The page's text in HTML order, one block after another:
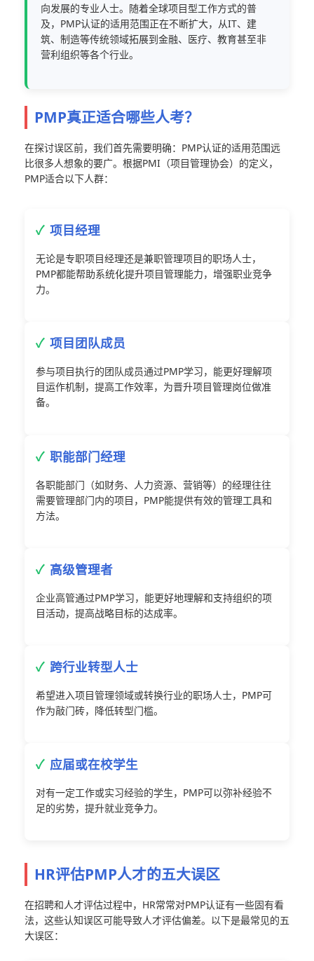
向发展的专业人士。随着全球项目型工作方式的普
及，PMP认证的适用范围正在不断扩大，从IT、建
筑、制造等传统领域拓展到金融、医疗、教育甚至非
营利组织等各个行业。
PMP真正适合哪些人考？
在探讨误区前，我们首先需要明确：PMP认证的适用范围远
比很多人想象的要广。根据PMI（项目管理协会）的定义，
PMP适合以下人群：
项目经理
无论是专职项目经理还是兼职管理项目的职场人士，
PMP都能帮助系统化提升项目管理能力，增强职业竞争
力。
项目团队成员
参与项目执行的团队成员通过PMP学习，能更好理解项
目运作机制，提高工作效率，为晋升项目管理岗位做准
备。
职能部门经理
各职能部门（如财务、人力资源、营销等）的经理往往
需要管理部门内的项目，PMP能提供有效的管理工具和
方法。
高级管理者
企业高管通过PMP学习，能更好地理解和支持组织的项
目活动，提高战略目标的达成率。
跨行业转型人士
希望进入项目管理领域或转换行业的职场人士，PMP可
作为敲门砖，降低转型门槛。
应届或在校学生
对有一定工作或实习经验的学生，PMP可以弥补经验不
足的劣势，提升就业竞争力。
HR评估PMP人才的五大误区
在招聘和人才评估过程中，HR常常对PMP认证有一些固有看
法，这些认知误区可能导致人才评估偏差。以下是最常见的五
大误区：